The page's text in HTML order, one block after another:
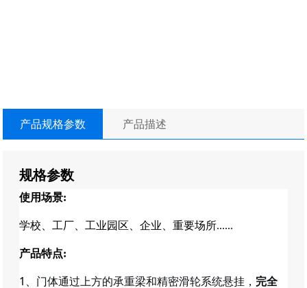
产品规格参数 产品描述
规格参数
使用场景:
学校、工厂、工业园区、企业、重要场所......
产品特点:
1、 门体通过上方的承重梁和精密滑轮系统悬挂， 完全